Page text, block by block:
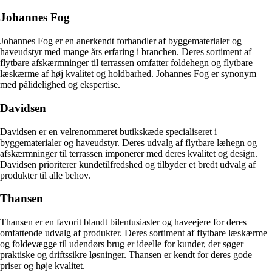
Johannes Fog
Johannes Fog er en anerkendt forhandler af byggematerialer og
haveudstyr med mange års erfaring i branchen. Deres sortiment af
flytbare afskærmninger til terrassen omfatter foldehegn og flytbare
læskærme af høj kvalitet og holdbarhed. Johannes Fog er synonym
med pålidelighed og ekspertise.
Davidsen
Davidsen er en velrenommeret butikskæde specialiseret i
byggematerialer og haveudstyr. Deres udvalg af flytbare læhegn og
afskærmninger til terrassen imponerer med deres kvalitet og design.
Davidsen prioriterer kundetilfredshed og tilbyder et bredt udvalg af
produkter til alle behov.
Thansen
Thansen er en favorit blandt bilentusiaster og haveejere for deres
omfattende udvalg af produkter. Deres sortiment af flytbare læskærme
og foldevægge til udendørs brug er ideelle for kunder, der søger
praktiske og driftssikre løsninger. Thansen er kendt for deres gode
priser og høje kvalitet.